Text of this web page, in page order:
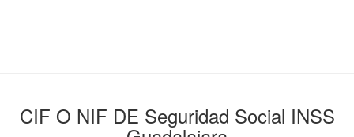
CIF O NIF DE Seguridad Social INSS